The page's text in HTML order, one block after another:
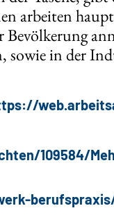
arbeiten
sowie in der
109584/